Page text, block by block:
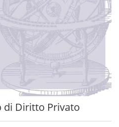
di Diritto Privato